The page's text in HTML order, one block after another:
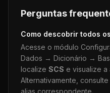
Perguntas
Como descobrir todos
Acesse o módulo
Dados → Dicionário →
localize SCS e visualize a
Alternativamente,
alias correspondente.